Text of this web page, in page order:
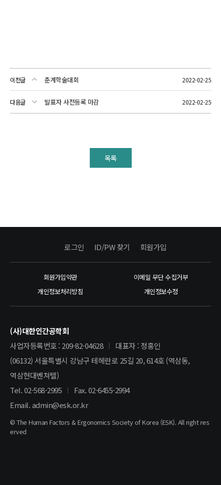
이전글 춘계학술대회 2022-02-25
다음글 발표자 사전등록 마감 2022-02-25
목록
회원가입약관
이메일 무단 수집거부
개인정보처리방침
개인정보수정
로그인 ID/PW 찾기 회원가입
(사)대한인간공학회
사업자등록번호 : 209-82-04628
대표자 : 정홍인
(06132) 서울특별시 강남구 테헤란로 25길 20, 614호 (역삼동,
역삼현대벤쳐텔)
Tel. 02-568-2995
Fax. 02-6455-2994
Email. admin@esk.or.kr
© The Human Factors & Ergonomics Society of Korea (ESK). All right res
erved